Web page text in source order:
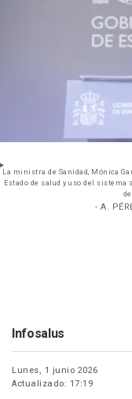
La ministra de Sanidad, Mónica
Estado de salud y uso del
- A.
Infosalus
Lunes, 1 junio 2026
Actualizado: 17:19